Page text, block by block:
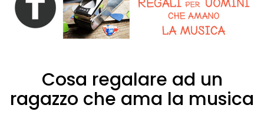
Cosa regalare ad un
ragazzo che ama la musica